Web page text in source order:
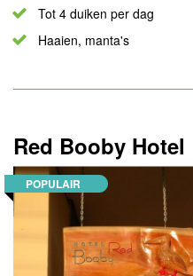
Tot 4 duiken per dag
Haaien, manta's
Red Booby Hotel
POPULAIR